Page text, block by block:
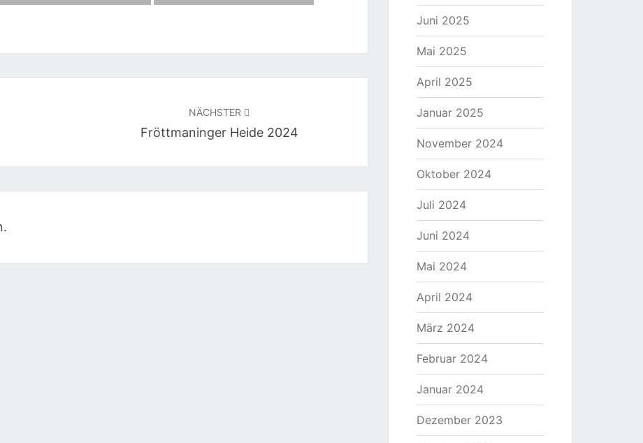
NÄCHSTER
Fröttmaninger Heide 2024
Juni 2025
Mai 2025
April 2025
Januar 2025
November 2024
Oktober 2024
Juli 2024
Juni 2024
Mai 2024
April 2024
März 2024
Februar 2024
Januar 2024
Dezember 2023